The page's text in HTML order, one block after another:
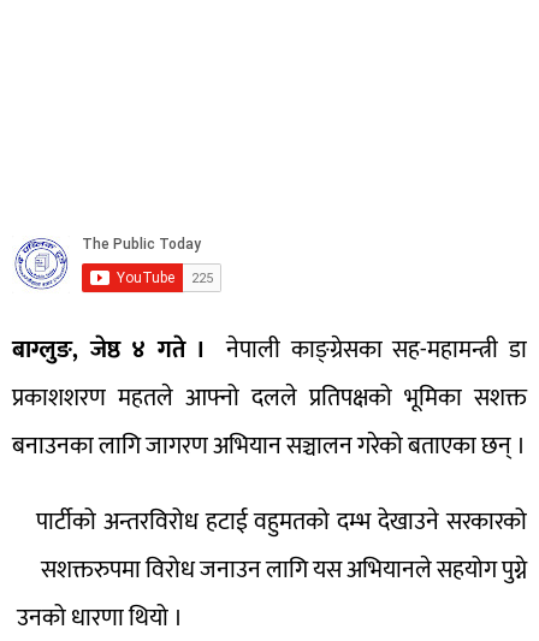
बाग्लुङ, जेष्ठ ४ गते । नेपाली काङ्ग्रेसका सह-महामन्त्री डा
प्रकाशशरण महतले आफ्नो दलले प्रतिपक्षको भूमिका सशक्त
बनाउनका लागि जागरण अभियान सञ्चालन गरेको बताएका छन् ।
पार्टीको अन्तरविरोध हटाई वहुमतको दम्भ देखाउने सरकारको
सशक्तरुपमा विरोध जनाउन लागि यस अभियानले सहयोग पुग्ने
उनको धारणा थियो ।